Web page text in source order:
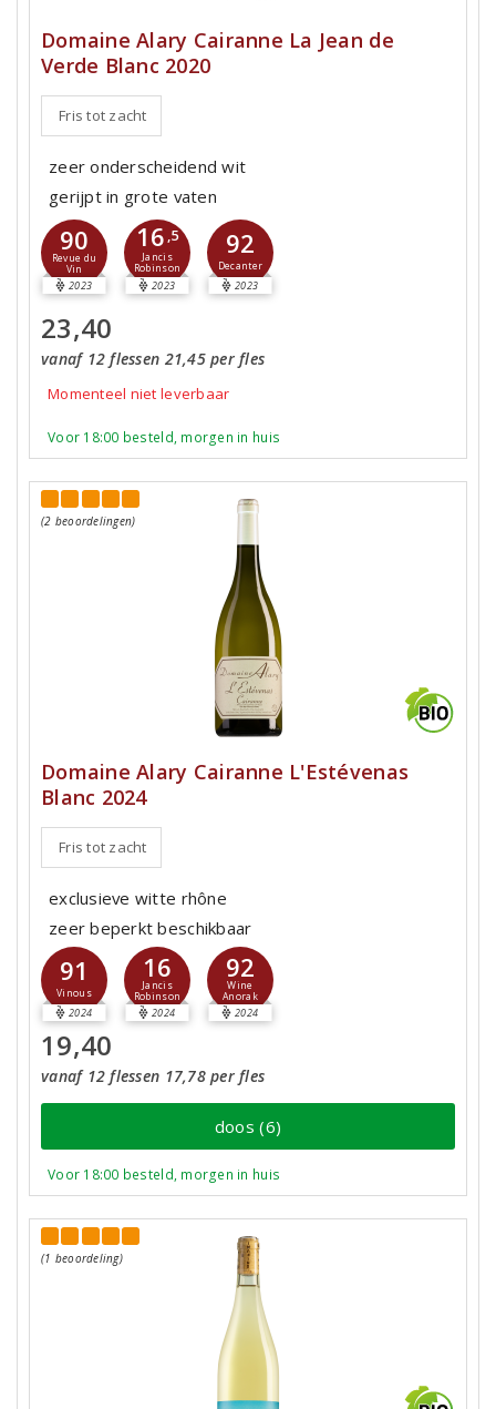
Domaine Alary Cairanne La Jean de
Verde Blanc 2020
Fris tot zacht
zeer onderscheidend wit
gerijpt in grote vaten
90
Revue du
Vin
2023
16 ,5
Jancis
Robinson
2023
92
Decanter
2023
23,40
vanaf 12 flessen 21,45 per fles
Momenteel niet leverbaar
Voor 18:00 besteld, morgen in huis
(2 beoordelingen)
Domaine Alary Cairanne L'Estévenas
Blanc 2024
Fris tot zacht
exclusieve witte rhône
zeer beperkt beschikbaar
91
Vinous
2024
16
Jancis
Robinson
2024
92
Wine
Anorak
2024
19,40
vanaf 12 flessen 17,78 per fles
doos (6)
Voor 18:00 besteld, morgen in huis
(1 beoordeling)